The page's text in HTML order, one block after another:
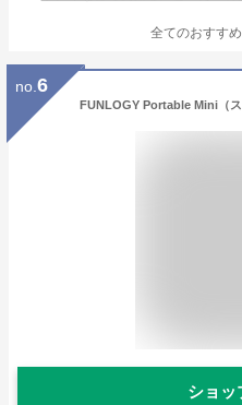
全てのおすす
no. 6
ショッ